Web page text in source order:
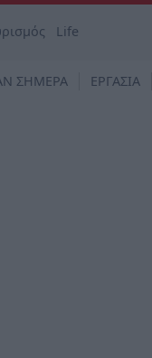
Life
ΣΗΜΕΡΑ ΕΡΓΑΣΙΑ